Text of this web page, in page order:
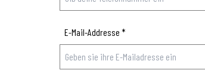
E-Mail-Addresse *